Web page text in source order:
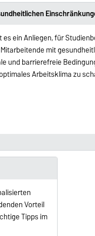
es ein Anliegen, für
mit
und barrierefreie
Arbeitsklima zu
Vorteil
Tipps im